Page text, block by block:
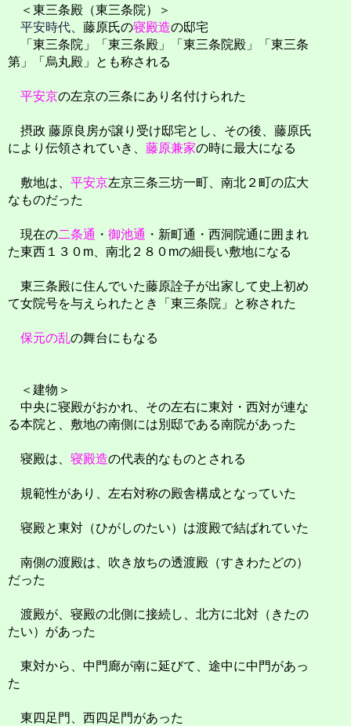
＜東三条殿（東三条院）＞
平安時代 、藤原氏の寝殿造の邸宅
「東三条院」「東三条殿」「東三条院殿」「東三条
第」「烏丸殿」とも称される
平安京の左京の三条にあり名付けられた
摂政 藤原良房が譲り受け邸宅とし、その後、藤原氏
により伝領されていき、 藤原兼家の時に最大になる
敷地は、 平安京左京三条三坊一町、南北２町の広大
なものだった
現在の二条通 ・ 御池通 ・新町通・西洞院通に囲まれ
た東西１３０m、南北２８０mの細長い敷地になる
東三条殿に住んでいた藤原詮子が出家して史上初め
て女院号を与えられたとき「東三条院」と称された
保元の乱の舞台にもなる
＜建物＞
中央に寝殿がおかれ、その左右に東対・西対が連な
る本院と、敷地の南側には別邸である南院があった
寝殿は、 寝殿造の代表的なものとされる
規範性があり、左右対称の殿舎構成となっていた
寝殿と東対（ひがしのたい）は渡殿で結ばれていた
南側の渡殿は、吹き放ちの透渡殿（すきわたどの）
だった
渡殿が、寝殿の北側に接続し、北方に北対（きたの
たい）があった
東対から、中門廊が南に延びて、途中に中門があっ
た
東四足門、西四足門があった